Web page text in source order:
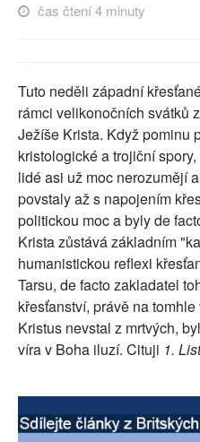
AUTOŘI
PŘÍSPĚVKY NA PROVOZ
SOCIÁLNÍ SÍTĚ
RUBRIKY
PLNÁ VERZE STRÁNEK
čas čtení 4 minuty
Tuto neděli západní
rámci velikonočních svátků
Ježíše Krista. Když pominu
kristologické a trojiční
lidé asi už moc nerozumějí
povstaly až s napojením
politickou moc a byly de
Krista zůstává základním
humanistickou reflexi
Tarsu, de facto zakladatel
křesťanství, právě na
Kristus nevstal z mrtvých,
víra v Boha iluzí. Cituji 1.